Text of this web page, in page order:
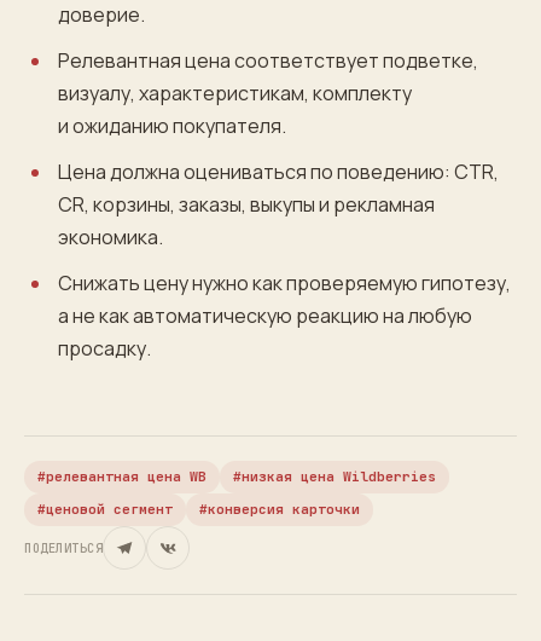
доверие.
Релевантная цена соответствует подветке,
визуалу, характеристикам, комплекту
и ожиданию покупателя.
Цена должна оцениваться по поведению: CTR,
CR, корзины, заказы, выкупы и рекламная
экономика.
Снижать цену нужно как проверяемую гипотезу,
а не как автоматическую реакцию на любую
просадку.
релевантная цена WB
низкая цена Wildberries
ценовой сегмент
конверсия карточки
ПОДЕЛИТЬСЯ